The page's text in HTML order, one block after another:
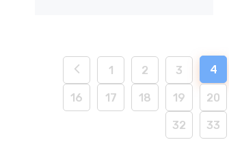
1 2 3 4
16 17 18 19 20
32 33